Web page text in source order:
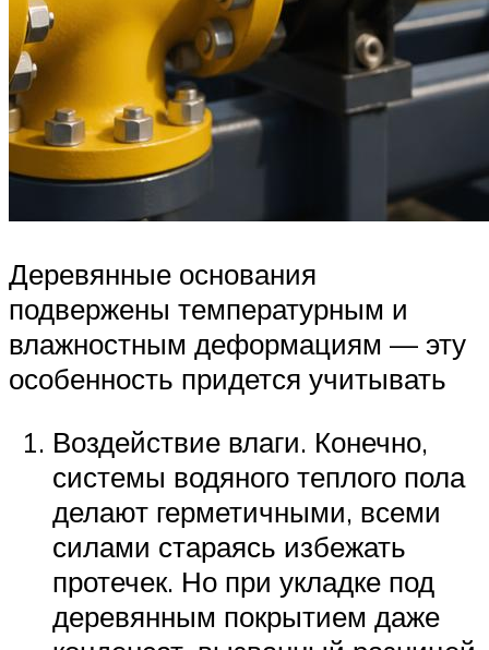
Деревянные основания
подвержены температурным и
влажностным деформациям — эту
особенность придется учитывать
Воздействие влаги. Конечно,
системы водяного теплого пола
делают герметичными, всеми
силами стараясь избежать
протечек. Но при укладке под
деревянным покрытием даже